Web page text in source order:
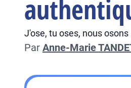
J'ose, tu oses, nous
Par Anne-Marie